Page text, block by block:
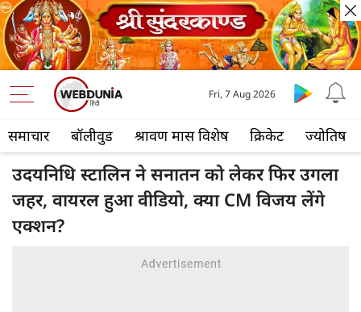
समाचार बॉलीवुड श्रावण मास विशेष क्रिकेट ज्योतिष
Fri, 7 Aug 2026
उदयनिधि स्टालिन ने सनातन को लेकर फिर उगला
जहर, वायरल हुआ वी‍‍डियो, क्या CM विजय लेंगे
एक्‍शन?